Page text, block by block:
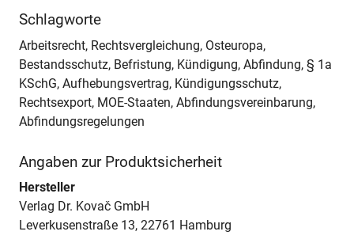
Schlagworte
Arbeitsrecht, Rechtsvergleichung, Osteuropa,
Bestandsschutz, Befristung, Kündigung, Abfindung, § 1a
KSchG, Aufhebungsvertrag, Kündigungsschutz,
Rechtsexport, MOE-Staaten, Abfindungsvereinbarung,
Abfindungsregelungen
Angaben zur Produktsicherheit
Hersteller
Verlag Dr. Kovač GmbH
Leverkusenstraße 13, 22761 Hamburg